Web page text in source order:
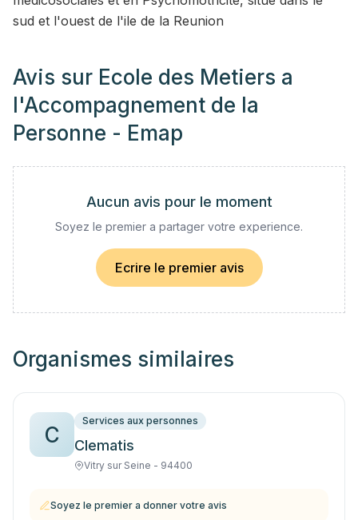
sud et l'ouest de l'ile de la Reunion
Avis sur Ecole des Metiers a
l'Accompagnement de la
Personne - Emap
Aucun avis pour le moment
Soyez le premier a partager votre experience.
Ecrire le premier avis
Organismes similaires
C
Services aux personnes
Clematis
Vitry sur Seine - 94400
Soyez le premier a donner votre avis